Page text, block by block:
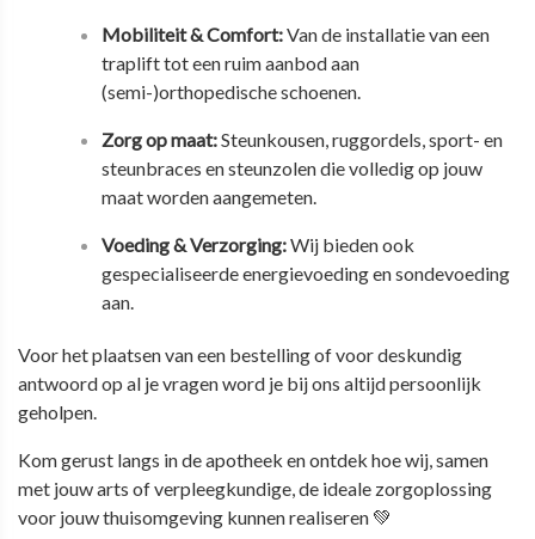
Mobiliteit & Comfort:Van de installatie van een
traplift tot een ruim aanbod aan
(semi-)orthopedische schoenen.
Zorg op maat:Steunkousen, ruggordels, sport- en
steunbraces en steunzolen die volledig op jouw
maat worden aangemeten.
Voeding & Verzorging:Wij bieden ook
gespecialiseerde energievoeding en sondevoeding
aan.
Voor het plaatsen van een bestelling of voor deskundig
antwoord op al je vragen word je bij ons altijd persoonlijk
geholpen.
Kom gerust langs in de apotheek en ontdek hoe wij, samen
met jouw arts of verpleegkundige, de ideale zorgoplossing
voor jouw thuisomgeving kunnen realiseren 💚